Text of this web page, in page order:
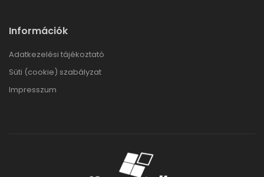
Információk
Adatkezelési tájékoztató
Süti (cookie) szabályzat
Impresszum